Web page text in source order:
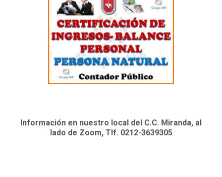
Información en nuestro local del C.C. Miranda, al
lado de Zoom, Tlf. 0212-3639305